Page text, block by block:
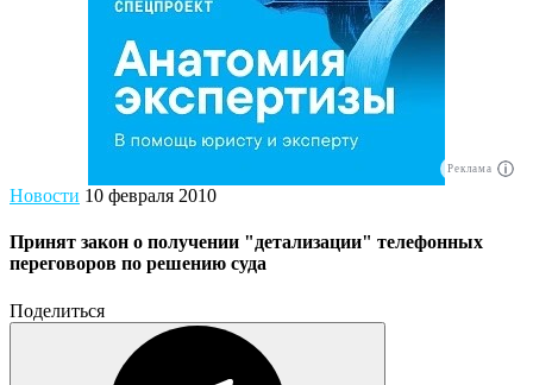
Реклама
Новости 10 февраля 2010
Принят закон о получении "детализации" телефонных
переговоров по решению суда
Поделиться